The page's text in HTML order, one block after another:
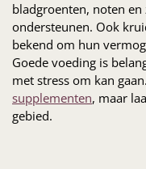
bladgroenten, noten
ondersteunen. Ook
bekend om hun
Goede voeding is
met stress om kan
supplementen, maar
gebied.